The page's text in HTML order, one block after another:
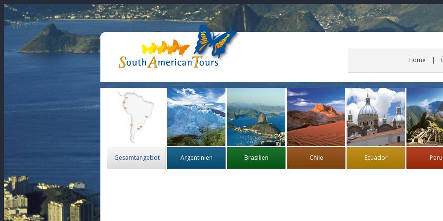
Home
Gesamtangebot Argentinien Brasilien Chile Ecuador Peru